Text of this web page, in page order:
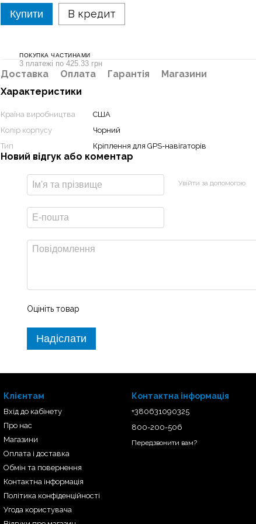
Купити В кредит
ПОКУПКА ЧАСТИНАМИ
3 платежі по 425.33 грн
Доставка Оплата Гарантія
Магазини
Характеристики
Країна виробництва
США
Колір корпусу
Чорний
Тип
Кріплення для GPS-навігаторів
Новий відгук або коментар
Увійти за допомогою
Оцініть товар
Надіслати
Клієнтам
Вхід до кабінету
Про нас
Магазини
Оплата і доставка
Обмін та повернення
Контактна інформація
Політика конфіденційності
Угода користувача
Контактна інформація
+380631090325
800-200-506
Передзвонити вам?